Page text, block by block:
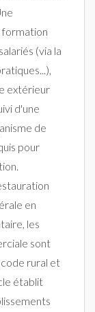
formation
(via la
extérieur
d'une
de
pour
en
les
sont
rural et
établit